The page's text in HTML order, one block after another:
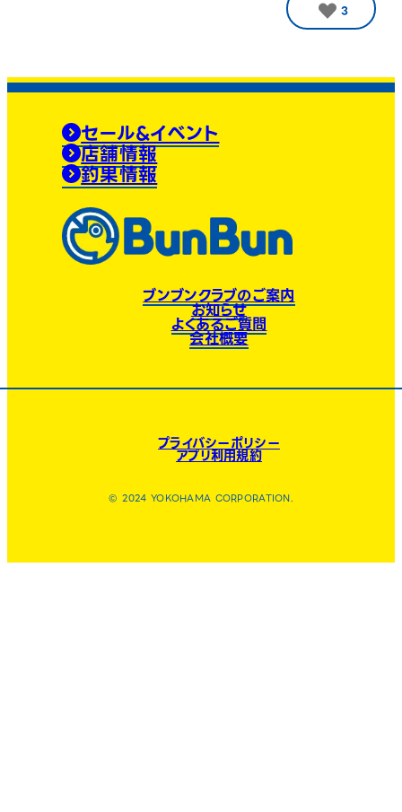
3
セール&イベント
店舗情報
釣果情報
ブンブンクラブのご案内
お知らせ
よくあるご質問
会社概要
プライバシーポリシー
アプリ利用規約
© 2024 YOKOHAMA CORPORATION.